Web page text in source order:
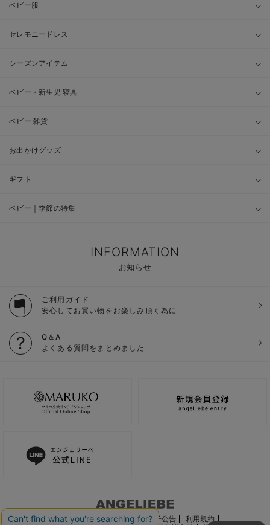
ベビー服
セレモニードレス
シーズンアイテム
ベビー・新生児 寝具
ベビー 雑貨
お出かけグッズ
ギフト
ベビー｜季節の特集
INFORMATION
お知らせ
ご利用ガイド
安心してお買い物をお楽しみ頂く為に
Q＆A
よくある質問をまとめました
ご利用ガイド 会社概要 電子公告
利用規約